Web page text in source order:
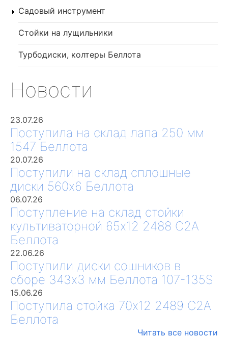
Садовый инструмент
Стойки на лущильники
Турбодиски, колтеры Беллота
Новости
23.07.26
Поступила на склад лапа 250 мм
1547 Беллота
20.07.26
Поступили на склад сплошные
диски 560х6 Беллота
06.07.26
Поступление на склад стойки
культиваторной 65х12 2488 С2А
Беллота
22.06.26
Поступили диски сошников в
сборе 343х3 мм Беллота 107-135S
15.06.26
Поступила стойка 70х12 2489 С2А
Беллота
Читать все новости